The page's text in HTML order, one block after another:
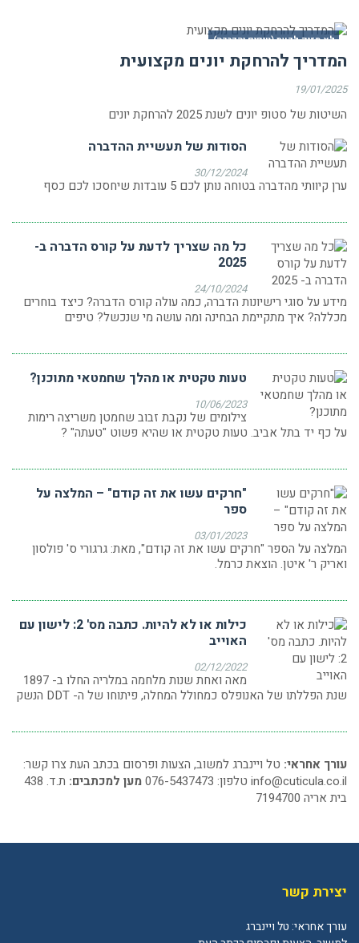
לא מזיק לדעת (טיפים והדרכה)
המדריך להרחקת יונים מקצועית
19/01/2025
השיטות של סטופ יונים לשנת 2025 להרחקת יונים
הסודות של תעשיית ההדברה
30/12/2024
ערן קיוותי מהדברה בטוחה נותן לכם 5 עובדות שיחסכו לכם כסף
כל מה שצריך לדעת על קורס הדברה ב-
2025
24/10/2024
מידע על סוגי רישיונות הדברה, כמה עולה קורס הדברה? כיצד בוחרים
מכללה? איך מתקיימת הבחינה ומה עושה מי שנכשל? טיפים
טעות טקטית או מהלך שחמטאי מתוכנן?
10/06/2023
צילומים של נקבת זבוב שחמטן משריצה רימות
על כף יד בתל אביב. טעות טקטית או שהיא פשוט "טעתה" ?
"חרקים עשו את זה קודם" – המלצה על
ספר
03/01/2023
המלצה על הספר "חרקים עשו את זה קודם", מאת: גרגורי ס' פולסון
ואריק ר' איטן. הוצאת כרמל.
כילות או לא להיות. כתבה מס' 2: לישון עם
האוייב
02/12/2022
מאה ואחת שנות מלחמה במלריה החלו ב- 1897
שנת הפללתו של האנופלס כמחולל המחלה, פיתוחו של ה- DDT הנשק
עורך אחראי: טל ויינברג למשוב, הצעות ופרסום בכתב העת צרו קשר:
info@cuticula.co.il טלפון: 076-5437473 מען למכתבים:
ת.ד. 438
בית אריה 7194700
יצירת קשר
עורך אחראי: טל ויינברג